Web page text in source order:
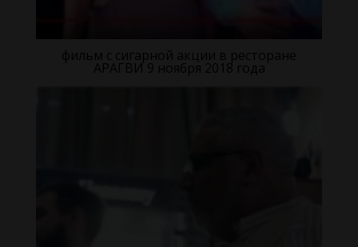
фильм с сигарной акции в ресторане
АРАГВИ 9 ноября 2018 года